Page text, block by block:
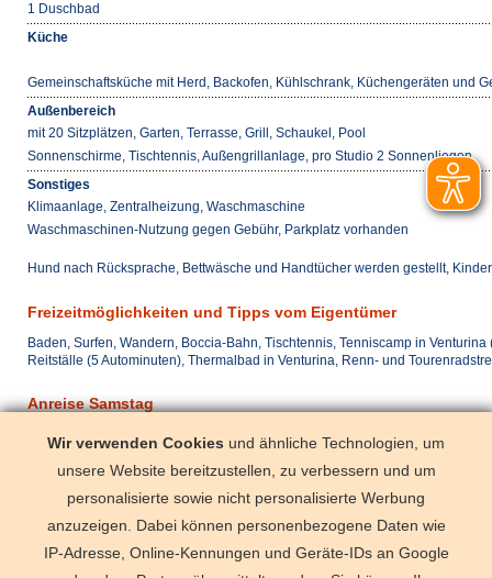
1 Duschbad
Küche
Gemeinschaftsküche mit Herd, Backofen, Kühlschrank, Küchengeräten und
Außenbereich
mit 20 Sitzplätzen, Garten, Terrasse, Grill, Schaukel, Pool
Sonnenschirme, Tischtennis, Außengrillanlage, pro Studio 2 Sonnenliegen
Sonstiges
Klimaanlage, Zentralheizung, Waschmaschine
Waschmaschinen-Nutzung gegen Gebühr, Parkplatz vorhanden
Hund nach Rücksprache, Bettwäsche und Handtücher werden gestellt,
Freizeitmöglichkeiten und Tipps vom Eigentümer
Baden, Surfen, Wandern, Boccia-Bahn, Tischtennis, Tenniscamp in
Reitställe (5 Autominuten), Thermalbad in Venturina, Renn- und
Anreise Samstag
mit dem Zug
mit dem Pkw
Auto
mit dem Flugzeug
Pisa,
Wir verwenden Cookies und ähnliche Technologien, um
unsere Website bereitzustellen, zu verbessern und um
personalisierte sowie nicht personalisierte Werbung
anzuzeigen. Dabei können personenbezogene Daten wie
IP-Adresse, Online-Kennungen und Geräte-IDs an Google